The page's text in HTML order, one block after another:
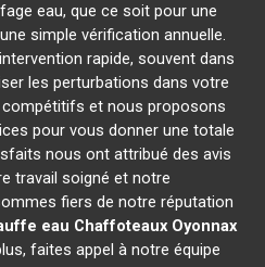
eau, que ce soit pour une
simple vérification annuelle.
rapide, souvent dans
les perturbations dans votre
et nous proposons
pour vous donner une totale
nous ont attribué des avis
travail soigné et notre
fiers de notre réputation
eau Chaffoteaux Oyonnax
faites appel à notre équipe